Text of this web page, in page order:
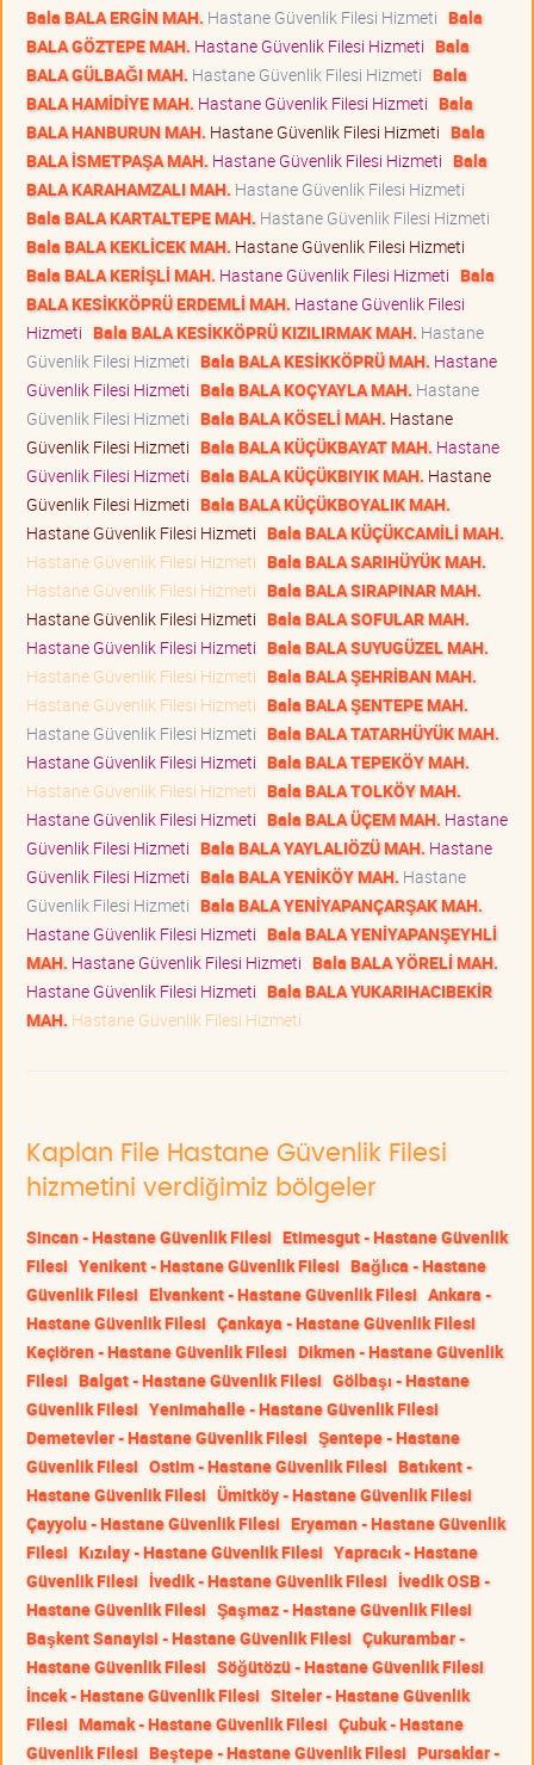
Bala BALA ERGİN MAH. Hastane Güvenlik Filesi Hizmeti Bala
BALA GÖZTEPE MAH. Hastane Güvenlik Filesi Hizmeti Bala
BALA GÜLBAĞI MAH. Hastane Güvenlik Filesi Hizmeti Bala
BALA HAMİDİYE MAH. Hastane Güvenlik Filesi Hizmeti Bala
BALA HANBURUN MAH. Hastane Güvenlik Filesi Hizmeti Bala
BALA İSMETPAŞA MAH. Hastane Güvenlik Filesi Hizmeti Bala
BALA KARAHAMZALI MAH. Hastane Güvenlik Filesi Hizmeti
Bala BALA KARTALTEPE MAH. Hastane Güvenlik Filesi Hizmeti
Bala BALA KEKLİCEK MAH. Hastane Güvenlik Filesi Hizmeti
Bala BALA KERİŞLİ MAH. Hastane Güvenlik Filesi Hizmeti Bala
BALA KESİKKÖPRÜ ERDEMLİ MAH. Hastane Güvenlik Filesi
Hizmeti Bala BALA KESİKKÖPRÜ KIZILIRMAK MAH. Hastane
Güvenlik Filesi Hizmeti Bala BALA KESİKKÖPRÜ MAH. Hastane
Güvenlik Filesi Hizmeti Bala BALA KOÇYAYLA MAH. Hastane
Güvenlik Filesi Hizmeti Bala BALA KÖSELİ MAH. Hastane
Güvenlik Filesi Hizmeti Bala BALA KÜÇÜKBAYAT MAH. Hastane
Güvenlik Filesi Hizmeti Bala BALA KÜÇÜKBIYIK MAH. Hastane
Güvenlik Filesi Hizmeti Bala BALA KÜÇÜKBOYALIK MAH.
Hastane Güvenlik Filesi Hizmeti Bala BALA KÜÇÜKCAMİLİ MAH.
Hastane Güvenlik Filesi Hizmeti Bala BALA SARIHÜYÜK MAH.
Hastane Güvenlik Filesi Hizmeti Bala BALA SIRAPINAR MAH.
Hastane Güvenlik Filesi Hizmeti Bala BALA SOFULAR MAH.
Hastane Güvenlik Filesi Hizmeti Bala BALA SUYUGÜZEL MAH.
Hastane Güvenlik Filesi Hizmeti Bala BALA ŞEHRİBAN MAH.
Hastane Güvenlik Filesi Hizmeti Bala BALA ŞENTEPE MAH.
Hastane Güvenlik Filesi Hizmeti Bala BALA TATARHÜYÜK MAH.
Hastane Güvenlik Filesi Hizmeti Bala BALA TEPEKÖY MAH.
Hastane Güvenlik Filesi Hizmeti Bala BALA TOLKÖY MAH.
Hastane Güvenlik Filesi Hizmeti Bala BALA ÜÇEM MAH. Hastane
Güvenlik Filesi Hizmeti Bala BALA YAYLALIÖZÜ MAH. Hastane
Güvenlik Filesi Hizmeti Bala BALA YENİKÖY MAH. Hastane
Güvenlik Filesi Hizmeti Bala BALA YENİYAPANÇARŞAK MAH.
Hastane Güvenlik Filesi Hizmeti Bala BALA YENİYAPANŞEYHLİ
MAH. Hastane Güvenlik Filesi Hizmeti Bala BALA YÖRELİ MAH.
Hastane Güvenlik Filesi Hizmeti Bala BALA YUKARIHACIBEKİR
MAH. Hastane Güvenlik Filesi Hizmeti
Kaplan File Hastane Güvenlik Filesi
hizmetini verdiğimiz bölgeler
Sincan - Hastane Güvenlik Filesi Etimesgut - Hastane Güvenlik
Filesi Yenikent - Hastane Güvenlik Filesi Bağlıca - Hastane
Güvenlik Filesi Elvankent - Hastane Güvenlik Filesi Ankara -
Hastane Güvenlik Filesi Çankaya - Hastane Güvenlik Filesi
Keçiören - Hastane Güvenlik Filesi Dikmen - Hastane Güvenlik
Filesi Balgat - Hastane Güvenlik Filesi Gölbaşı - Hastane
Güvenlik Filesi Yenimahalle - Hastane Güvenlik Filesi
Demetevler - Hastane Güvenlik Filesi Şentepe - Hastane
Güvenlik Filesi Ostim - Hastane Güvenlik Filesi Batıkent -
Hastane Güvenlik Filesi Ümitköy - Hastane Güvenlik Filesi
Çayyolu - Hastane Güvenlik Filesi Eryaman - Hastane Güvenlik
Filesi Kızılay - Hastane Güvenlik Filesi Yapracık - Hastane
Güvenlik Filesi İvedik - Hastane Güvenlik Filesi İvedik OSB -
Hastane Güvenlik Filesi Şaşmaz - Hastane Güvenlik Filesi
Başkent Sanayisi - Hastane Güvenlik Filesi Çukurambar -
Hastane Güvenlik Filesi Söğütözü - Hastane Güvenlik Filesi
İncek - Hastane Güvenlik Filesi Siteler - Hastane Güvenlik
Filesi Mamak - Hastane Güvenlik Filesi Çubuk - Hastane
Güvenlik Filesi Beştepe - Hastane Güvenlik Filesi Pursaklar -